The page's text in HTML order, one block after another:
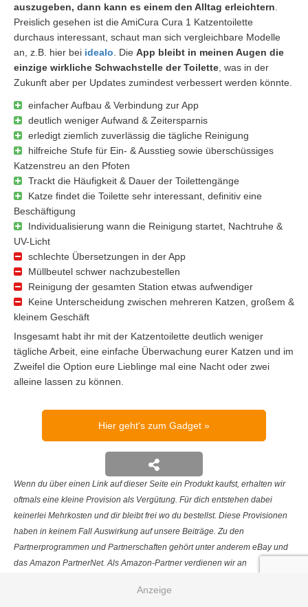
auszugeben, dann kann es einem den Alltag erleichtern
Preislich gesehen ist die AmiCura Cura 1 Katzentoilette
durchaus interessant, schaut man sich vergleichbare Modelle
an, z.B. hier bei idealo . Die App bleibt in meinen Augen die
einzige wirkliche Schwachstelle der Toilette , was in der
Zukunft aber per Updates zumindest verbessert werden könnte.
einfacher Aufbau & Verbindung zur App
deutlich weniger Aufwand & Zeitersparnis
erledigt ziemlich zuverlässig die tägliche Reinigung
hilfreiche Stufe für Ein- & Ausstieg sowie überschüssiges
Katzenstreu an den Pfoten
Trackt die Häufigkeit & Dauer der Toilettengänge
Katze findet die Toilette sehr interessant, definitiv eine
Beschäftigung
Individualisierung wann die Reinigung startet, Nachtruhe &
UV-Licht
schlechte Übersetzungen in der App
Müllbeutel schwer nachzubestellen
Reinigung der gesamten Station etwas aufwendiger
Keine Unterscheidung zwischen mehreren Katzen, großem &
kleinem Geschäft
Insgesamt habt ihr mit der Katzentoilette deutlich weniger
tägliche Arbeit, eine einfache Überwachung eurer Katzen und im
Zweifel die Option eure Lieblinge mal eine Nacht oder zwei
alleine lassen zu können.
Hier geht's zum Gadget
Wenn du über einen Link auf dieser Seite ein Produkt kaufst, erhalten wir
oftmals eine kleine Provision als Vergütung. Für dich entstehen dabei
keinerlei Mehrkosten und dir bleibt frei wo du bestellst. Diese Provisionen
haben in keinem Fall Auswirkung auf unsere Beiträge. Zu den
Partnerprogrammen und Partnerschaften gehört unter anderem eBay und
das Amazon PartnerNet. Als Amazon-Partner verdienen wir an